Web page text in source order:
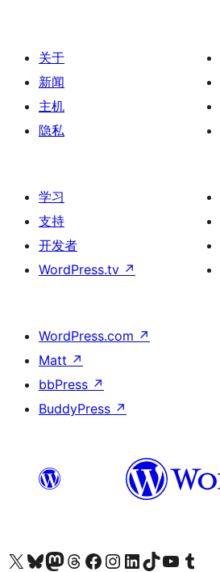
关于
新闻
主机
隐私
学习
支持
开发者
WordPress.tv ↗
WordPress.com ↗
Matt ↗
bbPress ↗
BuddyPress ↗
关注我们的 X（原 Twitter）账号访问我们的 Bluesky 账号关注我们的 Mastodon 账号访问我们的 Threads 账号 访问我们的 Facebook 公共主页关注我们的 Instagram 账号 关注我们的 LinkedIn 主页访问我们的 TikTok 账号访问我们的 YouTube 频道 访问我们的 Tumblr 账号